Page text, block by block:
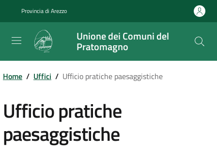
principale
Provincia di Arezzo
Unione dei Comuni del
Pratomagno
Home / Uffici / Ufficio pratiche paesaggistiche
Ufficio pratiche
paesaggistiche